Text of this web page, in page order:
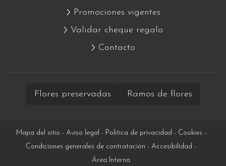
Promociones vigentes
Validar cheque regalo
Contacto
Flores preservadas Ramos de flores
Mapa del sitio - Aviso legal - Política de privacidad - Cookies -
Condiciones generales de contratación - Accesibilidad -
Área Interna